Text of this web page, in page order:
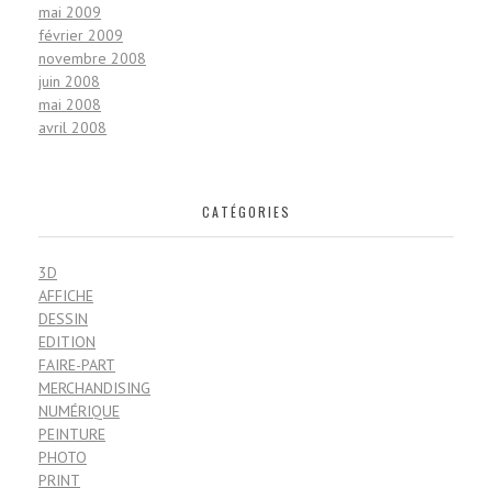
mai 2009
février 2009
novembre 2008
juin 2008
mai 2008
avril 2008
CATÉGORIES
3D
AFFICHE
DESSIN
EDITION
FAIRE-PART
MERCHANDISING
NUMÉRIQUE
PEINTURE
PHOTO
PRINT